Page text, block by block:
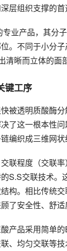
层组织支撑的首
业产品，其分
。不同于小分
晰而立体的面
键工序
被透明质酸酶
了这一根本性
编织成三维网
联程度（交联率
S.S交联技术。
构。相比传统
安全性、舒适
产品采用简单
、均匀交联等